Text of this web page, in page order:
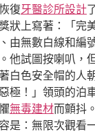
復牙醫診所設計
狀上寫著：「
由無數白線和編
他試圖按喇叭，
白色安全帽的人
極！」領頭的泊
無毒建材而顫抖
是：無限次觀